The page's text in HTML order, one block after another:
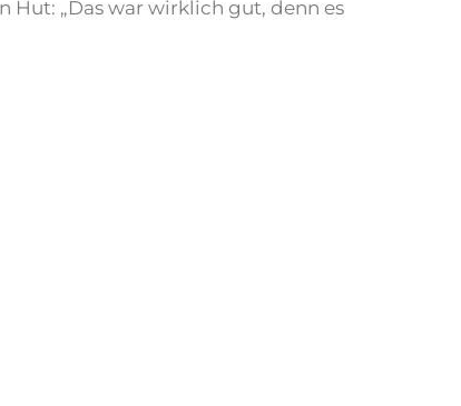
Hut: „Das war wirklich gut, denn es